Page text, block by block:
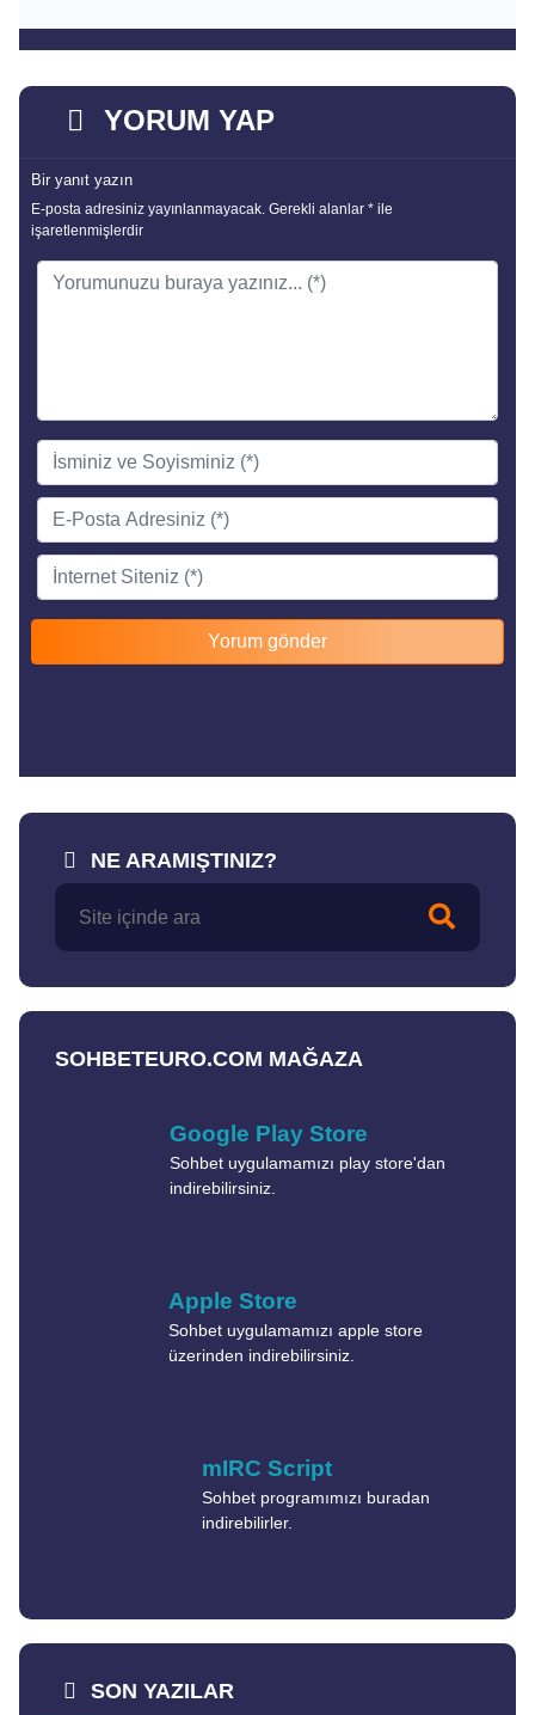
YORUM YAP
Bir yanıt yazın
E-posta adresiniz yayınlanmayacak. Gerekli alanlar * ile
işaretlenmişlerdir
NE ARAMIŞTINIZ?
SOHBETEURO.COM MAĞAZA
Google Play Store
Sohbet uygulamamızı play store'dan
indirebilirsiniz.
Apple Store
Sohbet uygulamamızı apple store
üzerinden indirebilirsiniz.
mIRC Script
Sohbet programımızı buradan
indirebilirler.
SON YAZILAR